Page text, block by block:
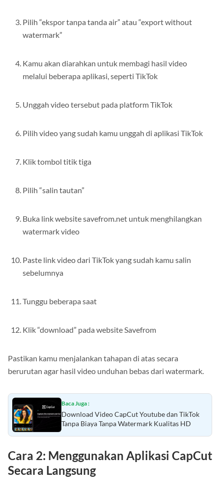
Pilih “ekspor tanpa tanda air” atau “export without
watermark”
Kamu akan diarahkan untuk membagi hasil video
melalui beberapa aplikasi, seperti TikTok
Unggah video tersebut pada platform TikTok
Pilih video yang sudah kamu unggah di aplikasi TikTok
Klik tombol titik tiga
Pilih “salin tautan”
Buka link website savefrom.net untuk menghilangkan
watermark video
Paste link video dari TikTok yang sudah kamu salin
sebelumnya
Tunggu beberapa saat
Klik “download” pada website Savefrom
Pastikan kamu menjalankan tahapan di atas secara
berurutan agar hasil video unduhan bebas dari watermark.
Baca Juga :
Download Video CapCut Youtube dan TikTok
Tanpa Biaya Tanpa Watermark Kualitas HD
Cara 2: Menggunakan Aplikasi CapCut
Secara Langsung